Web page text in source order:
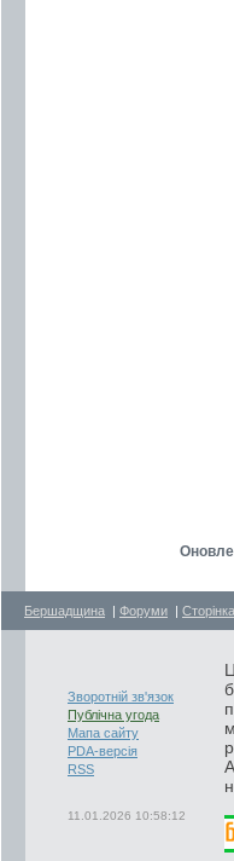
Бершадщина | Форуми |
Зворотній зв'язок
Публічна угода
Мапа сайту
PDA-версія
RSS
11.01.2026 10:58:12